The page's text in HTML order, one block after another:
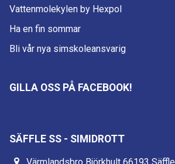
Vattenmolekylen by Hexpol
Ha en fin sommar
Bli vår nya simskoleansvarig
GILLA OSS PÅ FACEBOOK!
SÄFFLE SS - SIMIDROTT